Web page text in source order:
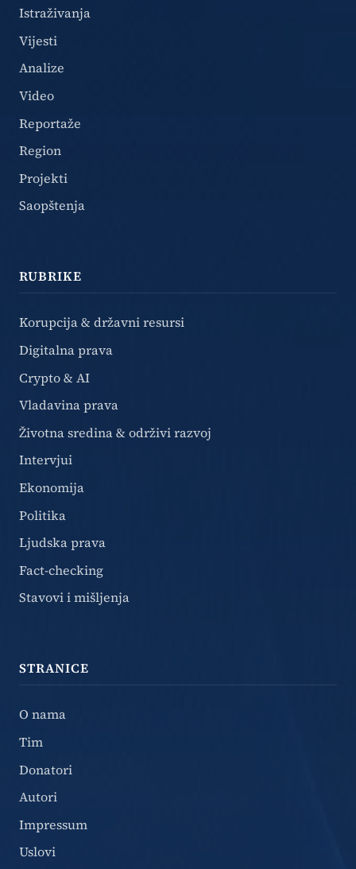
Istraživanja
Vijesti
Analize
Video
Reportaže
Region
Projekti
Saopštenja
RUBRIKE
Korupcija & državni resursi
Digitalna prava
Crypto & AI
Vladavina prava
Životna sredina & održivi razvoj
Intervjui
Ekonomija
Politika
Ljudska prava
Fact-checking
Stavovi i mišljenja
STRANICE
O nama
Tim
Donatori
Autori
Impressum
Uslovi